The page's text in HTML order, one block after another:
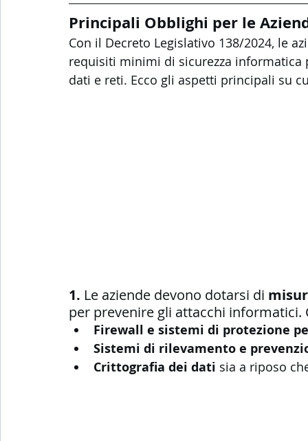
Principali Obblighi per le
Con il Decreto Legislativo 138/2024, le
requisiti minimi di sicurezza
dati e reti. Ecco gli aspetti principali su
1. Le aziende devono dotarsi di
per prevenire gli attacchi informatici.
Firewall e sistemi di protezione
Sistemi di rilevamento e
Crittografia dei dati sia a riposo